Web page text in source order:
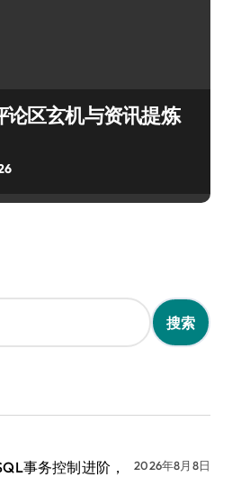
论区玄机与资讯提炼
事务控制进阶，
2026年8月8日